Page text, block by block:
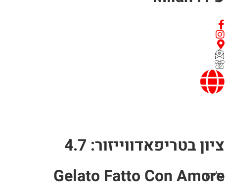
ציון בטריפאדווייזור: 4.7
גלידה
Gelato Fatto Con Amore